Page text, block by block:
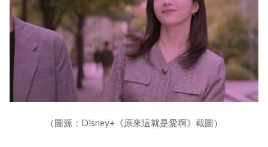
（圖源：Disney+《原來這就是愛啊》截圖）